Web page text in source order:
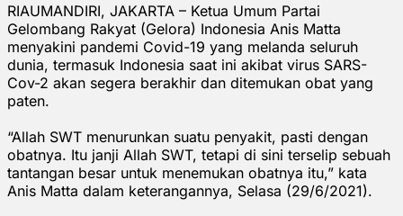
RIAUMANDIRI, JAKARTA – Ketua Umum Partai
Gelombang Rakyat (Gelora) Indonesia Anis Matta
menyakini pandemi Covid-19 yang melanda seluruh
dunia, termasuk Indonesia saat ini akibat virus SARS-
Cov-2 akan segera berakhir dan ditemukan obat yang
paten.
“Allah SWT menurunkan suatu penyakit, pasti dengan
obatnya. Itu janji Allah SWT, tetapi di sini terselip sebuah
tantangan besar untuk menemukan obatnya itu,” kata
Anis Matta dalam keterangannya, Selasa (29/6/2021).